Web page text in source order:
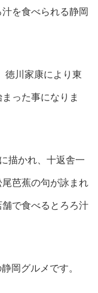
を食べられる静岡
徳川家康により東
った事になりま
描かれ、十返舎一
芭蕉の句が詠まれ
で食べるとろろ汁
岡グルメです。